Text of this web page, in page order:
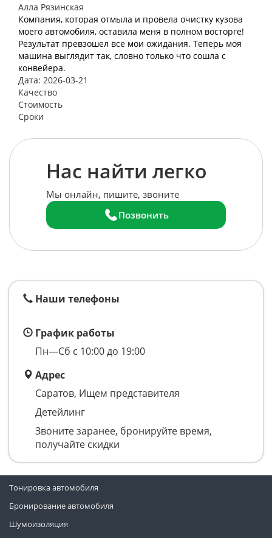
Алла Рязинская
Компания, которая отмыла и провела очистку кузова
моего автомобиля, оставила меня в полном восторге!
Результат превзошел все мои ожидания. Теперь моя
машина выглядит так, словно только что сошла с
конвейера.
Дата: 2026-03-21
Качество
Стоимость
Сроки
Нас найти легко
Мы онлайн, пишите, звоните
Позвонить
Наши телефоны
График работы
Пн—Сб с 10:00 до 19:00
Адрес
Саратов, Ищем представителя
Детейлинг
Звоните заранее, бронируйте время,
получайте скидки
Тонировка автомобиля
Бронирование автомобиля
Шумоизоляция